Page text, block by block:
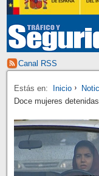
Canal RSS
Estás en: Inicio
Doce mujeres